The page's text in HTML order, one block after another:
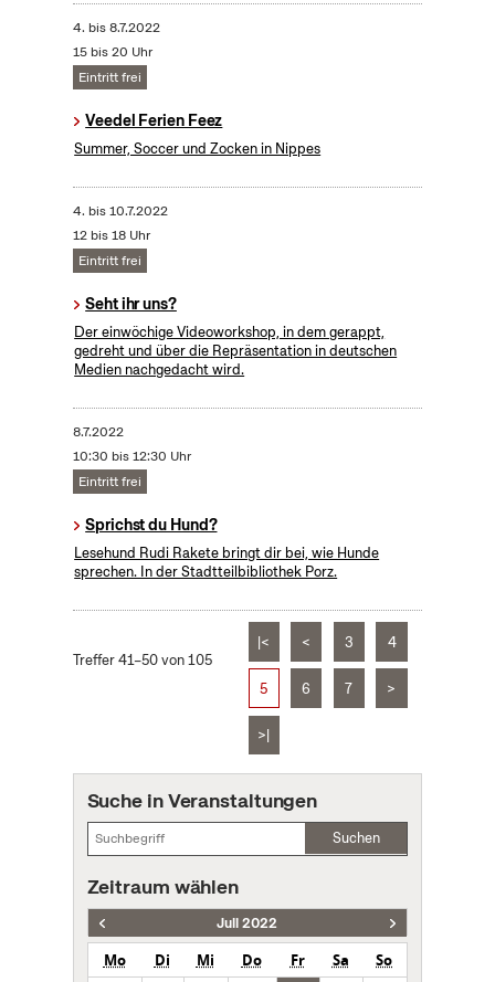
4. bis8.7.2022
15 bis 20 Uhr
Eintritt frei
Veedel Ferien Feez
Summer, Soccer und Zocken in Nippes
4. bis10.7.2022
12 bis 18 Uhr
Eintritt frei
Seht ihr uns?
Der einwöchige Videoworkshop, in dem gerappt,
gedreht und über die Repräsentation in deutschen
Medien nachgedacht wird.
8.7.2022
10:30 bis 12:30 Uhr
Eintritt frei
Sprichst du Hund?
Lesehund Rudi Rakete bringt dir bei, wie Hunde
sprechen. In der Stadtteilbibliothek Porz.
Treffer 41–50 von 105
|< < 3 4
5 6 7 >
>|
Suche in Veranstaltungen
Suchen
Zeitraum wählen
Juli 2022
Mo Di Mi Do Fr Sa
So